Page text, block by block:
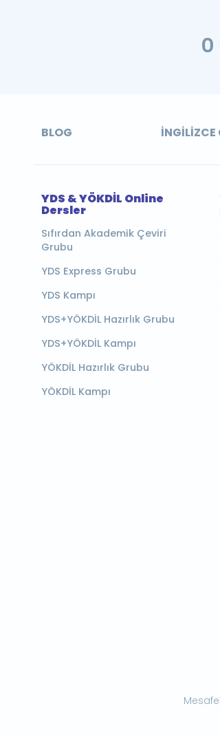
0
BLOG İNGILIZCE
YDS & YÖKDİL Online
Dersler
Sıfırdan Akademik Çeviri
Grubu
YDS Express Grubu
YDS Kampı
YDS+YÖKDİL Hazırlık Grubu
YDS+YÖKDİL Kampı
YÖKDİL Hazırlık Grubu
YÖKDİL Kampı